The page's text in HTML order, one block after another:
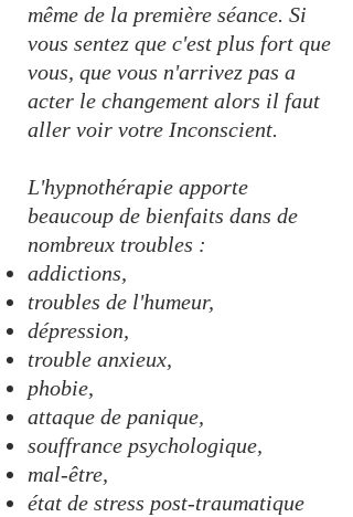
même de la première séance. Si
vous sentez que c'est plus fort que
vous, que vous n'arrivez pas a
acter le changement alors il faut
aller voir votre Inconscient.
L'hypnothérapie apporte
beaucoup de bienfaits dans de
nombreux troubles :
addictions,
troubles de l'humeur,
dépression,
trouble anxieux,
phobie,
attaque de panique,
souffrance psychologique,
mal-être,
état de stress post-traumatique